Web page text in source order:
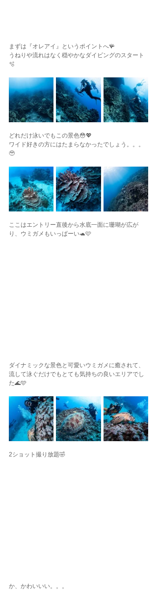
まずは『オレアイ』というポイントへ🪸
うねりや流れはなく穏やかなダイビングのスタート
🫧
どれだけ泳いでもこの景色😳💖
ワイド好きの方にはたまらなかったでしょう。。。
🥹
ここはエントリー直後から水底一面に珊瑚が広が
り、ウミガメもいっぱーい🐢🩷
ダイナミックな景色と可愛いウミガメに癒されて、
流して泳ぐだけでもとても気持ちの良いエリアでし
た🌊🩵
2ショット撮り放題🤣
か、かわいいい。。。